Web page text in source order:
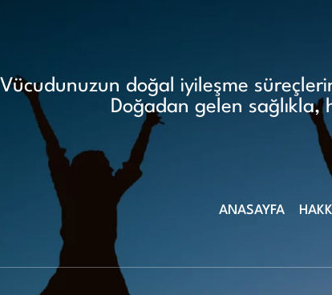
Vücudunuzun doğal iyileşme
Doğadan gelen sağlıkla,
ANASAYFA